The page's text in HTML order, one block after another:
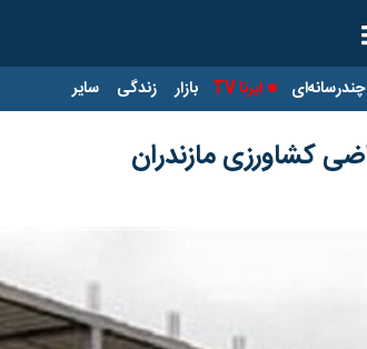
چندرسانه‌ای ایرنا TV بازار زندگی سایر